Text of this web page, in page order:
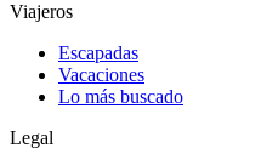
Viajeros
Escapadas
Vacaciones
Lo más buscado
Legal